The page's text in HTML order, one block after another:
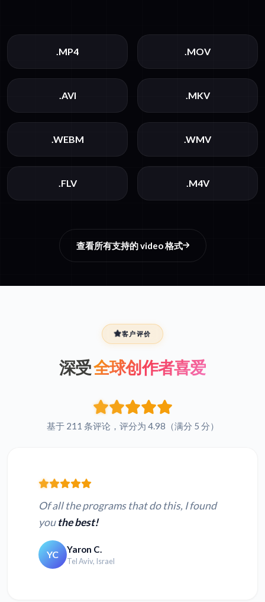
.MP4 .MOV
.AVI .MKV
.WEBM .WMV
.FLV .M4V
查看所有支持的 video 格式
客户评价
深受全球创作者喜爱
基于 211 条评论，评分为 4.98（满分 5 分）
Of all the programs that do this, I found
youthe best!
YC Yaron C.
Tel Aviv, Israel